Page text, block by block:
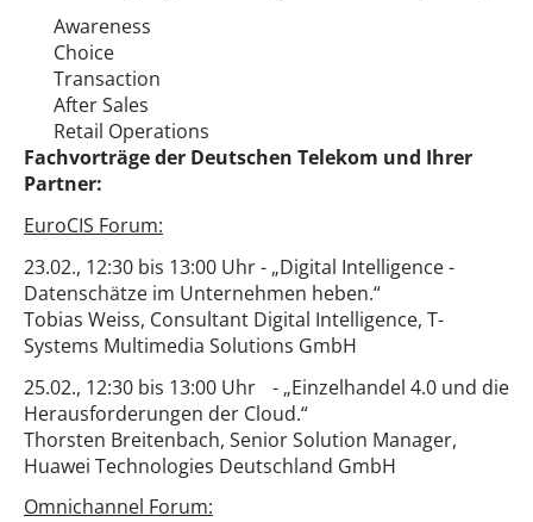
Awareness
Choice
Transaction
After Sales
Retail Operations
Fachvorträge der Deutschen Telekom und Ihrer
Partner:
EuroCIS Forum:
23.02., 12:30 bis 13:00 Uhr - „Digital Intelligence -
Datenschätze im Unternehmen heben.“
Tobias Weiss, Consultant Digital Intelligence, T-
Systems Multimedia Solutions GmbH
25.02., 12:30 bis 13:00 Uhr - „Einzelhandel 4.0 und die
Herausforderungen der Cloud.“
Thorsten Breitenbach, Senior Solution Manager,
Huawei Technologies Deutschland GmbH
Omnichannel Forum: